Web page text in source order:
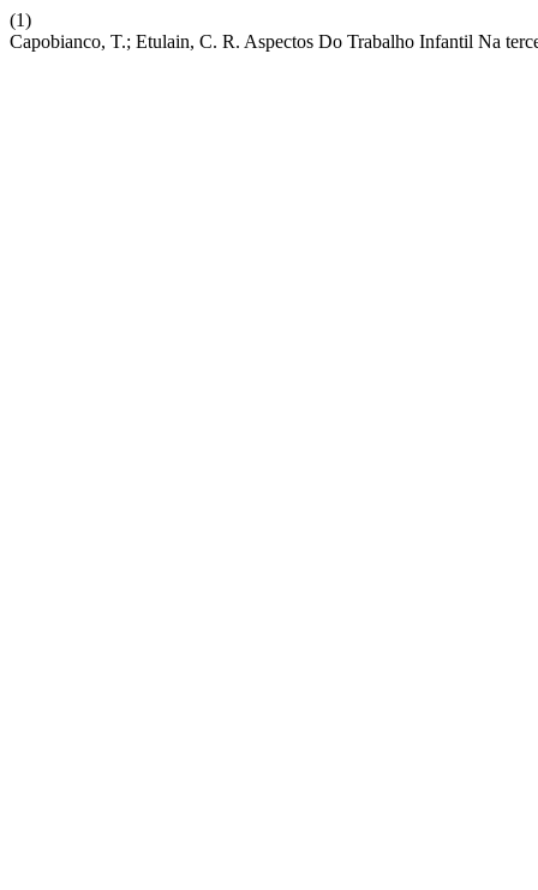
(1)
Capobianco, T.; Etulain, C. R. Aspectos Do Trabalho Infantil Na